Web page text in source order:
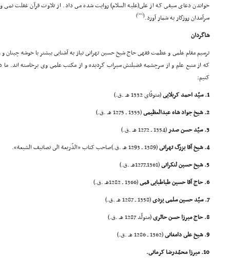
خواندن دعاى سیفى که از على(علیه السلام) روایت شده مى داد. از تلاوت قرآن غفلت نمى
سرآمدان روزگار به شمار آورد.(
[16]
)
شاگردان
ترسیم مقام علمى و عظمت فقهى حاج شیخ حسین تهرانى نیاز به آشنایى بیشتر با خوشه چینان و
که از منبع علم و از سرچشمه فضیلتش سیراب گردیده و از مکتب علمى وى برخاسته اند. ما
کنیم:
1. سیّد احمد کربلایى
(متوفّاى 1332 هـ .ق.)
2. شیخ جواد شاه عبدالعظیمى
(1355 ـ 1275 هـ .ق.)
3. سیّد حسن صدر
(1354 ـ 1272 هـ .ق.)
4. شیخ آقا بزرگ تهرانى
(1389 ـ 1293 هـ .ق.)صاحب کتاب «الذّریعة الى تصانیف الشیعة».
5. شیخ حسین لنکرانى
(1361ـ1277هـ .ق.)
6. حاج آقا حسین طباطبایى قمى
(1366 ـ 1282هـ .ق.)
7. سیّد حسین سلمى یزدى
(1358 ـ 1287 هـ .ق.)
8. حاج میرزا حسن حائرى
(متولّد 1287 هـ .ق.)
9. شیخ على دامغانى
(1362 ـ 1286 هـ .ق.)
10. میرزا محمّدرضا کرمانى.